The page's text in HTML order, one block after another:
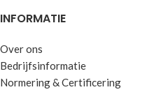
INFORMATIE
Over ons
Bedrijfsinformatie
Normering & Certificering